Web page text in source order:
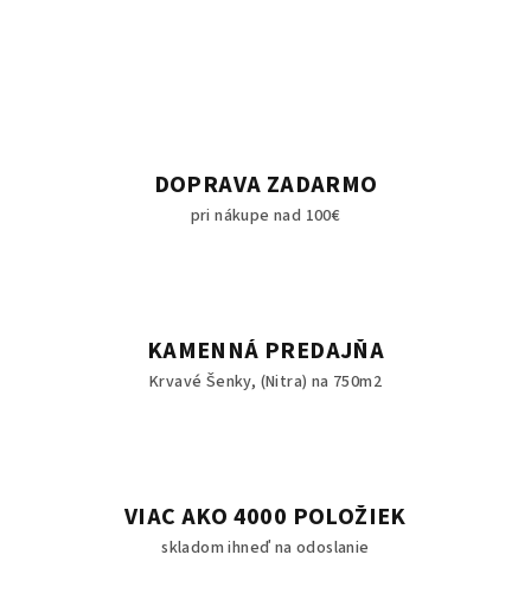
DOPRAVA ZADARMO
pri nákupe nad 100€
KAMENNÁ PREDAJŇA
Krvavé Šenky, (Nitra) na 750m2
VIAC AKO 4000 POLOŽIEK
skladom ihneď na odoslanie